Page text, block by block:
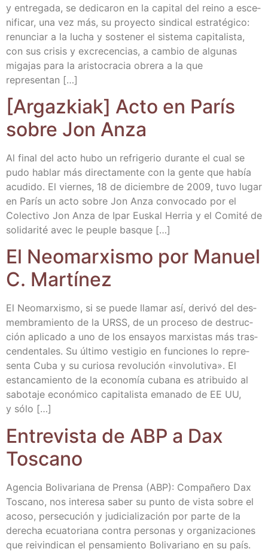
y entre­ga­da, se dedi­ca­ron en la capi­tal del rei­no a esce­
ni­fi­car, una vez más, su pro­yec­to sin­di­cal estra­té­gi­co:
renun­ciar a la lucha y sos­te­ner el sis­te­ma capi­ta­lis­ta,
con sus cri­sis y excre­cen­cias, a cam­bio de algu­nas
miga­jas para la aris­to­cra­cia obre­ra a la que
representan […]
[Argaz­kiak] Acto en París
sobre Jon Anza
Al final del acto hubo un refri­ge­rio duran­te el cual se
pudo hablar más direc­ta­men­te con la gen­te que había
acu­di­do. El vier­nes, 18 de diciem­bre de 2009, tuvo lugar
en París un acto sobre Jon Anza con­vo­ca­do por el
Colec­ti­vo Jon Anza de Ipar Eus­kal Herria y el Comi­té de
soli­da­ri­té avec le peu­ple basque […]
El Neo­mar­xis­mo por Manuel
C. Martínez
El Neo­mar­xis­mo, si se pue­de lla­mar así, deri­vó del des­
mem­bra­mien­to de la URSS, de un pro­ce­so de des­truc­
ción apli­ca­do a uno de los ensa­yos mar­xis­tas más tras­
cen­den­ta­les. Su últi­mo ves­ti­gio en fun­cio­nes lo repre­
sen­ta Cuba y su curio­sa revo­lu­ción «invo­lu­ti­va». El
estan­ca­mien­to de la eco­no­mía cuba­na es atri­bui­do al
sabo­ta­je eco­nó­mi­co capi­ta­lis­ta ema­na­do de EE UU,
y sólo […]
Entre­vis­ta de ABP a Dax
Toscano
Agen­cia Boli­va­ria­na de Pren­sa (ABP): Com­pa­ñe­ro Dax
Tos­cano, nos intere­sa saber su pun­to de vis­ta sobre el
aco­so, per­se­cu­ción y judi­cia­li­za­ción por par­te de la
dere­cha ecua­to­ria­na con­tra per­so­nas y orga­ni­za­cio­nes
que rei­vin­di­can el pen­sa­mien­to Boli­va­riano en su país.